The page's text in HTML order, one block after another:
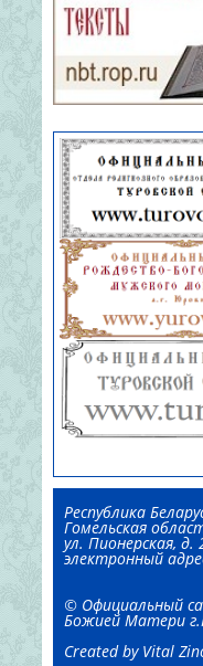
Республика
Гомельская
ул. Пионерская, д.
электронный
© Официальный
Божией Матери
Created by Vital